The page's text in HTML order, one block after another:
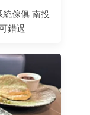
統傢俱 南投
錯過